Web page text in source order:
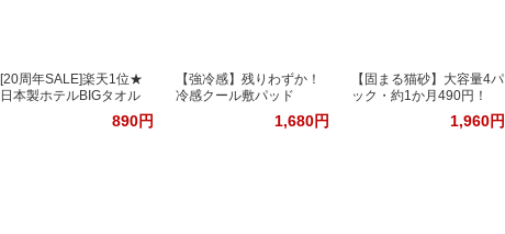
[20周年SALE]楽天1位★
日本製ホテルBIGタオル
890円
【強冷感】残りわずか！
冷感クール敷パッド
1,680円
【固まる猫砂】大容量4パ
ック・約1か月490円！
1,960円